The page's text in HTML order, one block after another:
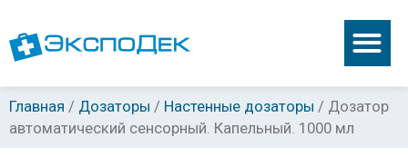
Главная / Дозаторы / Настенные дозаторы / Дозатор
автоматический сенсорный. Капельный. 1000 мл